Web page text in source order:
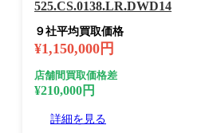
525.CS.0138.LR.DWD14
９社平均買取価格
¥1,150,000円
店舗間買取価格差
¥210,000円
詳細を見る